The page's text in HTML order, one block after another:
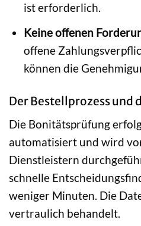
ist erforderlich.
Keine offenen
offene
können die
Der Bestellprozess
Die Bonitätsprüfung
automatisiert und wird
Dienstleistern
schnelle
weniger Minuten. Die
vertraulich behandelt.